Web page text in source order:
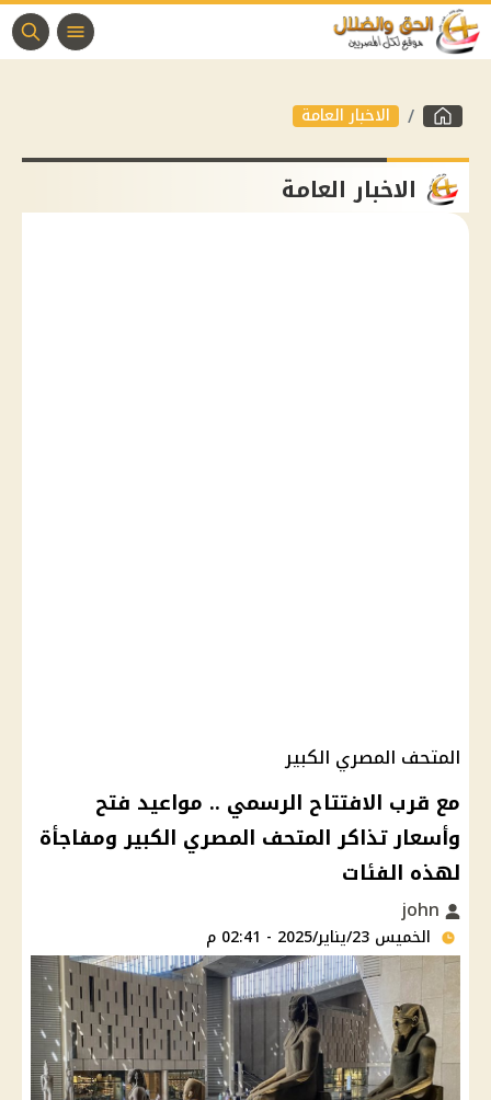
الاخبار العامة
الاخبار العامة
المتحف المصري الكبير
مع قرب الافتتاح الرسمي .. مواعيد فتح
وأسعار تذاكر المتحف المصري الكبير ومفاجأة
لهذه الفئات
الخميس 23/يناير/2025 - 02:41 م